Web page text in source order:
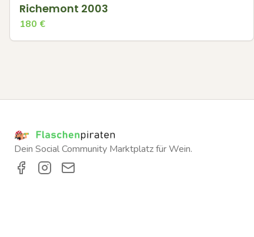
Richemont 2003
180 €
Dein Social Community Marktplatz für Wein.